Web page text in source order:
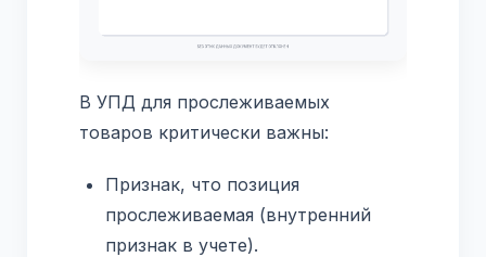
В УПД для прослеживаемых
товаров критически важны:
Признак, что позиция
прослеживаемая (внутренний
признак в учете).